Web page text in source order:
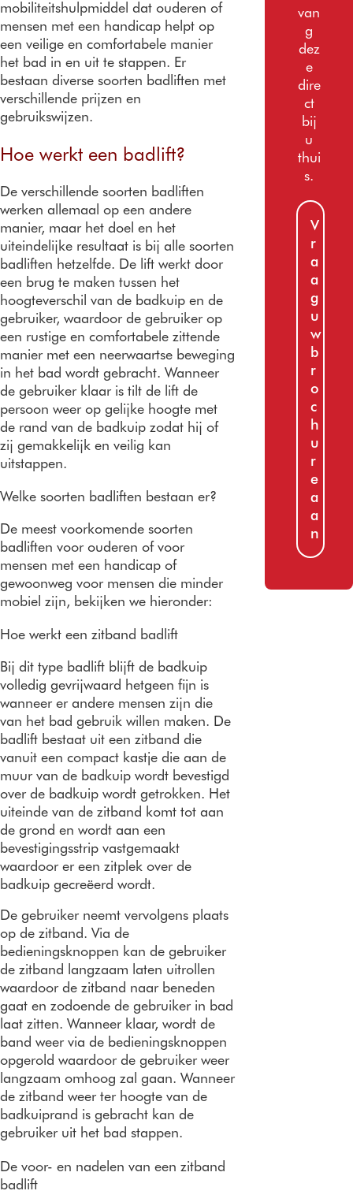
mobiliteitshulpmiddel dat ouderen of
mensen met een handicap helpt op
een veilige en comfortabele manier
het bad in en uit te stappen. Er
bestaan diverse soorten badliften met
verschillende prijzen en
gebruikswijzen.
Hoe werkt een badlift?
De verschillende soorten badliften
werken allemaal op een andere
manier, maar het doel en het
uiteindelijke resultaat is bij alle soorten
badliften hetzelfde. De lift werkt door
een brug te maken tussen het
hoogteverschil van de badkuip en de
gebruiker, waardoor de gebruiker op
een rustige en comfortabele zittende
manier met een neerwaartse beweging
in het bad wordt gebracht. Wanneer
de gebruiker klaar is tilt de lift de
persoon weer op gelijke hoogte met
de rand van de badkuip zodat hij of
zij gemakkelijk en veilig kan
uitstappen.
Welke soorten badliften bestaan er?
De meest voorkomende soorten
badliften voor ouderen of voor
mensen met een handicap of
gewoonweg voor mensen die minder
mobiel zijn, bekijken we hieronder:
Hoe werkt een zitband badlift
Bij dit type badlift blijft de badkuip
volledig gevrijwaard hetgeen fijn is
wanneer er andere mensen zijn die
van het bad gebruik willen maken. De
badlift bestaat uit een zitband die
vanuit een compact kastje die aan de
muur van de badkuip wordt bevestigd
over de badkuip wordt getrokken. Het
uiteinde van de zitband komt tot aan
de grond en wordt aan een
bevestigingsstrip vastgemaakt
waardoor er een zitplek over de
badkuip gecreëerd wordt.
De gebruiker neemt vervolgens plaats
op de zitband. Via de
bedieningsknoppen kan de gebruiker
de zitband langzaam laten uitrollen
waardoor de zitband naar beneden
gaat en zodoende de gebruiker in bad
laat zitten. Wanneer klaar, wordt de
band weer via de bedieningsknoppen
opgerold waardoor de gebruiker weer
langzaam omhoog zal gaan. Wanneer
de zitband weer ter hoogte van de
badkuiprand is gebracht kan de
gebruiker uit het bad stappen.
De voor- en nadelen van een zitband
badlift
van
g
dez
e
dire
ct
bij
u
thui
s.
V
r
a
a
g
u
w
b
r
o
c
h
u
r
e
a
a
n